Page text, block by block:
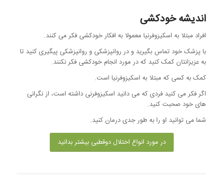
اندیشه خودکشی
افراد مبتلا به اسکیزوفرنیا معمولا به افکار خودکشی فکر می کنند.
با پزشک خود تماس بگیرید و در روانپزشکی و روانپزشکی پیگیری کنید تا
به عزیزانتان کمک کنید که در مورد انجام خودکشی فکر نکنند.
کمک به کسی که مبتلا به اسکیزوفرنیا است.
اگر فکر می کنید فردی که می دانید اسکیزوفرنی داشته است، از نگرانی
های خود صحبت کنید.
شما می توانید او را به طور جدی درمان کنید.
در مورد انواع اختلال دوقطبی بیشتر بدانید